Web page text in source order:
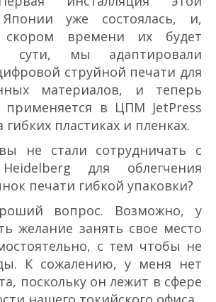
уже состоялась, и,
времени их будет
сути, мы адаптировали
струйной печати для
материалов, и теперь
применяется в ЦПМ JetPress
гибких пластиках и пленках.
не стали сотрудничать с
для облегчения
печати гибкой упаковки?
вопрос. Возможно, у
желание занять свое место
с тем чтобы не
К сожалению, у меня нет
поскольку он лежит в сфере